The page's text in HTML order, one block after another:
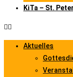
KiTa – St.
Aktuelles